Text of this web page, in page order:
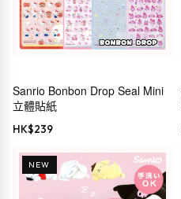
Sanrio Bonbon Drop Seal Mini
立體貼紙
HK$239
NEW